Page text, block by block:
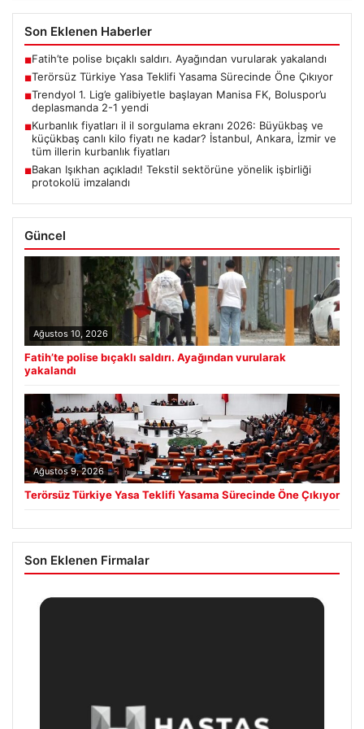
Son Eklenen Haberler
■Fatih’te polise bıçaklı saldırı. Ayağından vurularak yakalandı
■Terörsüz Türkiye Yasa Teklifi Yasama Sürecinde Öne Çıkıyor
■Trendyol 1. Lig’e galibiyetle başlayan Manisa FK, Boluspor’u
deplasmanda 2-1 yendi
■Kurbanlık fiyatları il il sorgulama ekranı 2026: Büyükbaş ve
küçükbaş canlı kilo fiyatı ne kadar? İstanbul, Ankara, İzmir ve
tüm illerin kurbanlık fiyatları
■Bakan Işıkhan açıkladı! Tekstil sektörüne yönelik işbirliği
protokolü imzalandı
Güncel
Ağustos 10, 2026
Fatih’te polise bıçaklı saldırı. Ayağından vurularak
yakalandı
Ağustos 9, 2026
Terörsüz Türkiye Yasa Teklifi Yasama Sürecinde Öne Çıkıyor
Son Eklenen Firmalar